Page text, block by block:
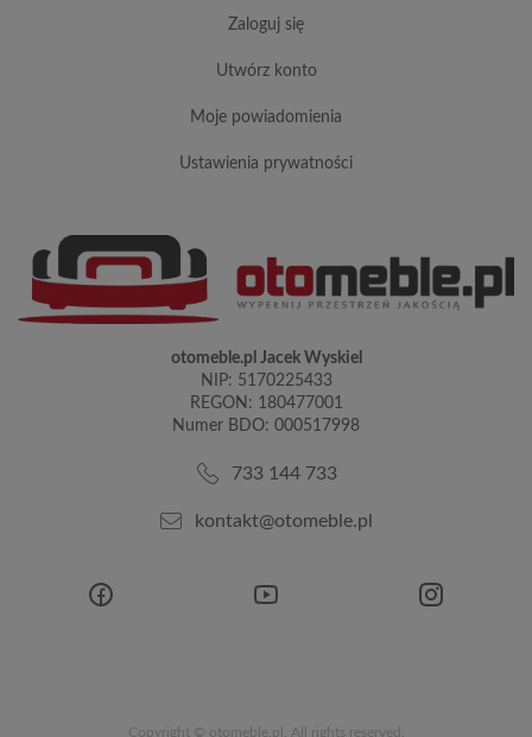
zaloguj się
utwórz konto
moje powiadomienia
ustawienia prywatności
otomeble.pl Jacek Wyskiel
NIP: 5170225433
REGON: 180477001
Numer BDO: 000517998
733 144 733
kontakt@otomeble.pl
Copyright © otomeble.pl. All rights reserved.